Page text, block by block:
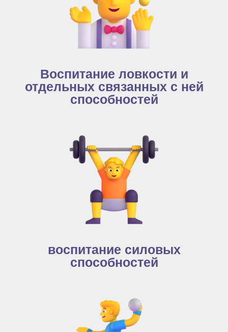
Воспитание ловкости и
отдельных связанных с ней
способностей
воспитание силовых
способностей